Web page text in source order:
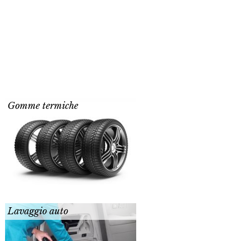
Gomme termiche
Lavaggio auto